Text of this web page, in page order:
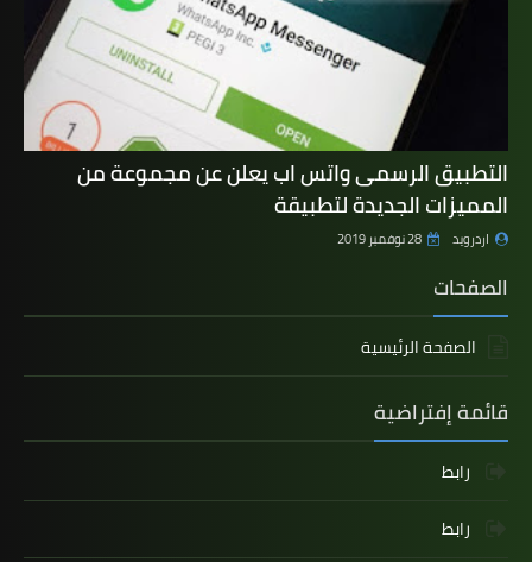
التطبيق الرسمى واتس اب يعلن عن مجموعة من
المميزات الجديدة لتطبيقة
اردرويد 28 نوفمبر 2019
الصفحات
الصفحة الرئيسية
قائمة إفتراضية
رابط
رابط